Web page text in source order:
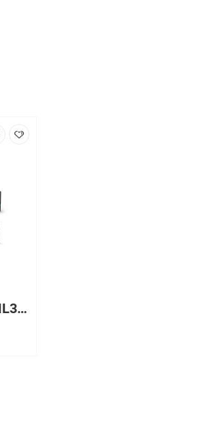
Сервер HP Proliant ML350 Gen9, 1(up2)x E5-2609v3 6C 1.9 GHz, DDR4-2133 1x16GB-R, P440ar/2GB (RAID 1+0/5/5+0/6/6+0) 2x300GB 10K SAS (8/48 SFF 2.5'' HP) 1x500W Flex Plat (up2), 4x1Gb/s,DVDRW,iLO4.2,Tower-5U,3-3-3